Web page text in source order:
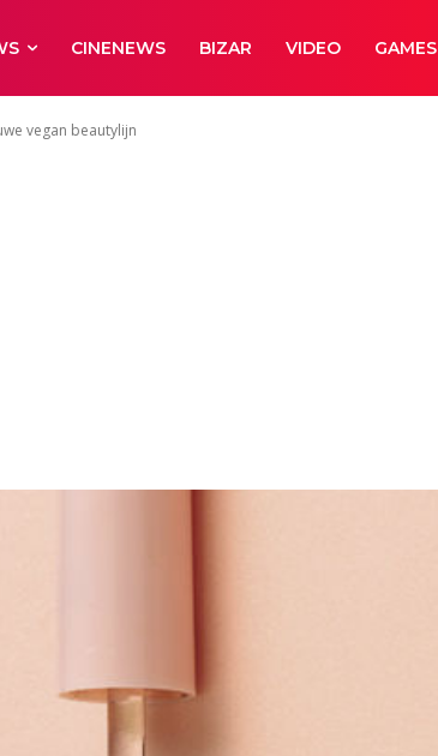
CINENEWS BIZAR VIDEO GAMES
vegan beautylijn